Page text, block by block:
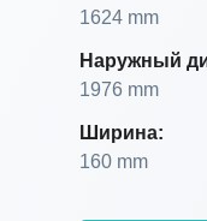
1624 mm
Наружный
1976 mm
Ширина:
160 mm